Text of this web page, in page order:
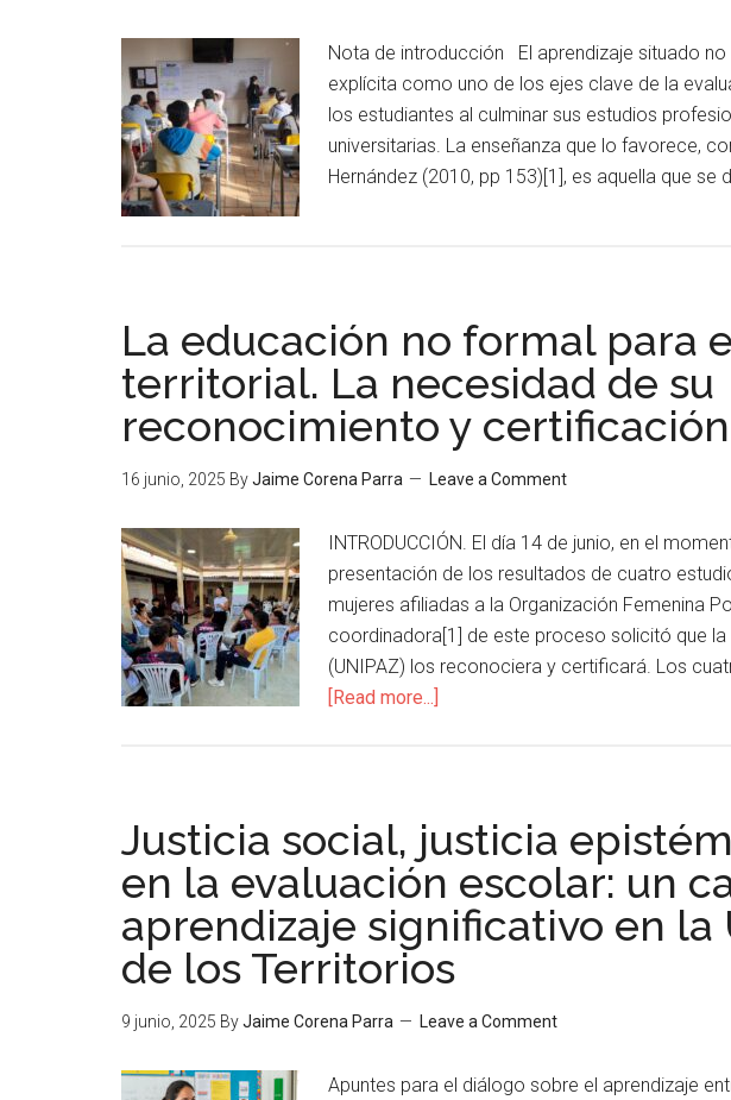
Nota de introducción El aprendizaje situado
explícita como uno de los ejes clave de la
los estudiantes al culminar sus estudios
universitarias. La enseñanza que lo favorece,
Hernández (2010, pp 153)[1], es aquella que se
La educación no formal para
territorial. La necesidad de su
reconocimiento y certificación
16 junio, 2025 ByJaime Corena Parra Leave a Comment
INTRODUCCIÓN. El día 14 de junio, en el
presentación de los resultados de cuatro
mujeres afiliadas a la Organización Femenina
coordinadora[1] de este proceso solicitó que la
(UNIPAZ) los reconociera y certificará. Los
[Read more...]
Justicia social, justicia
en la evaluación escolar: un
aprendizaje significativo en la
de los Territorios
9 junio, 2025 ByJaime Corena Parra Leave a Comment
Apuntes para el diálogo sobre el aprendizaje